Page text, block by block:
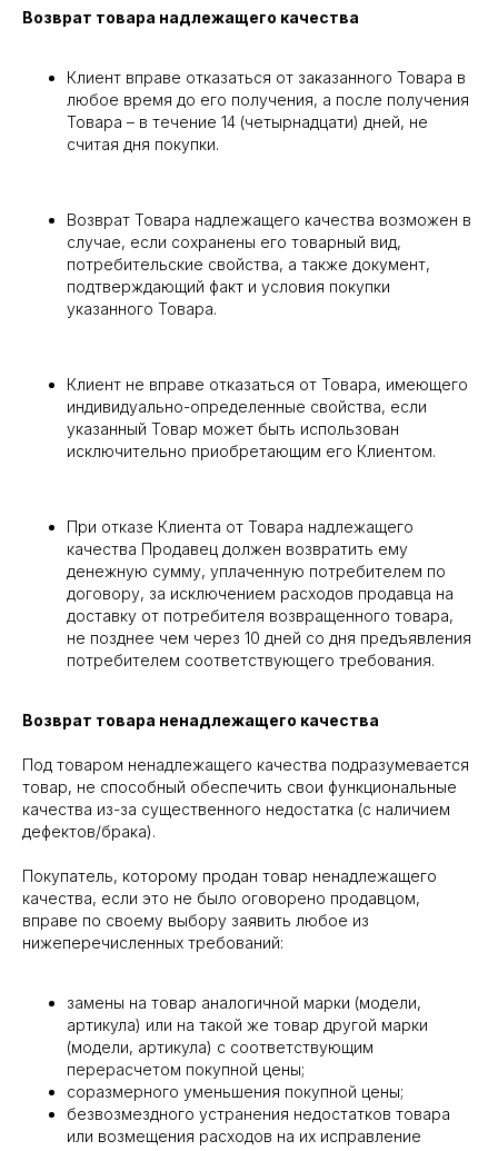
Возврат товара надлежащего качества
Клиент вправе отказаться от заказанного Товара в
любое время до его получения, а после получения
Товара – в течение 14 (четырнадцати) дней, не
считая дня покупки.
Возврат Товара надлежащего качества возможен в
случае, если сохранены его товарный вид,
потребительские свойства, а также документ,
подтверждающий факт и условия покупки
указанного Товара.
Клиент не вправе отказаться от Товара, имеющего
индивидуально-определенные свойства, если
указанный Товар может быть использован
исключительно приобретающим его Клиентом.
При отказе Клиента от Товара надлежащего
качества Продавец должен возвратить ему
денежную сумму, уплаченную потребителем по
договору, за исключением расходов продавца на
доставку от потребителя возвращенного товара,
не позднее чем через 10 дней со дня предъявления
потребителем соответствующего требования.
Возврат товара ненадлежащего качества
Под товаром ненадлежащего качества подразумевается
товар, не способный обеспечить свои функциональные
качества из-за существенного недостатка (с наличием
дефектов/брака).
Покупатель, которому продан товар ненадлежащего
качества, если это не было оговорено продавцом,
вправе по своему выбору заявить любое из
нижеперечисленных требований:
замены на товар аналогичной марки (модели,
артикула) или на такой же товар другой марки
(модели, артикула) с соответствующим
перерасчетом покупной цены;
соразмерного уменьшения покупной цены;
безвозмездного устранения недостатков товара
или возмещения расходов на их исправление